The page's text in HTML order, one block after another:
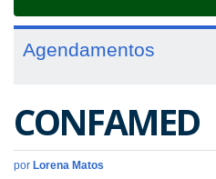
Agendamentos
CONFAMED
por Lorena Matos